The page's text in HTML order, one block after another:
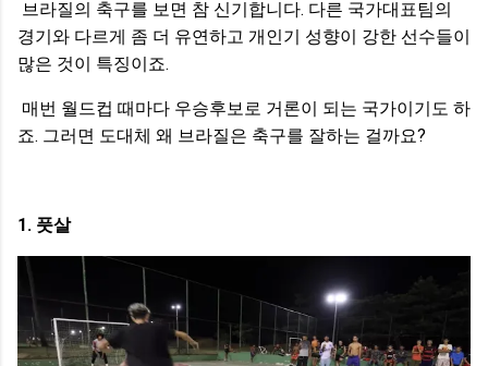
브라질의 축구를 보면 참 신기합니다. 다른 국가대표팀의
경기와 다르게 좀 더 유연하고 개인기 성향이 강한 선수들이
많은 것이 특징이죠.
매번 월드컵 때마다 우승후보로 거론이 되는 국가이기도 하
죠. 그러면 도대체 왜 브라질은 축구를 잘하는 걸까요?
1. 풋살